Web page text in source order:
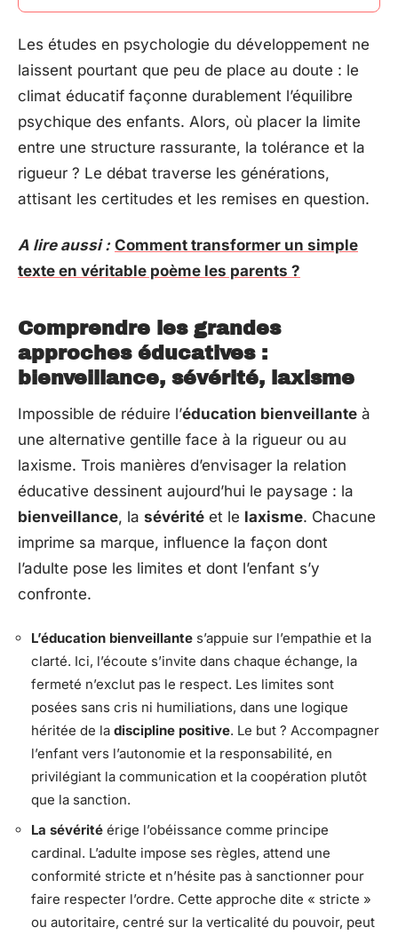
Les études en psychologie du développement ne
laissent pourtant que peu de place au doute : le
climat éducatif façonne durablement l’équilibre
psychique des enfants. Alors, où placer la limite
entre une structure rassurante, la tolérance et la
rigueur ? Le débat traverse les générations,
attisant les certitudes et les remises en question.
A lire aussi : Comment transformer un simple
texte en véritable poème les parents ?
Comprendre les grandes
approches éducatives :
bienveillance, sévérité, laxisme
Impossible de réduire l’éducation bienveillante à
une alternative gentille face à la rigueur ou au
laxisme. Trois manières d’envisager la relation
éducative dessinent aujourd’hui le paysage : la
bienveillance, la sévérité et le laxisme. Chacune
imprime sa marque, influence la façon dont
l’adulte pose les limites et dont l’enfant s’y
confronte.
L’éducation bienveillante s’appuie sur l’empathie et la
clarté. Ici, l’écoute s’invite dans chaque échange, la
fermeté n’exclut pas le respect. Les limites sont
posées sans cris ni humiliations, dans une logique
héritée de la discipline positive. Le but ? Accompagner
l’enfant vers l’autonomie et la responsabilité, en
privilégiant la communication et la coopération plutôt
que la sanction.
La sévérité érige l’obéissance comme principe
cardinal. L’adulte impose ses règles, attend une
conformité stricte et n’hésite pas à sanctionner pour
faire respecter l’ordre. Cette approche dite « stricte »
ou autoritaire, centré sur la verticalité du pouvoir, peut